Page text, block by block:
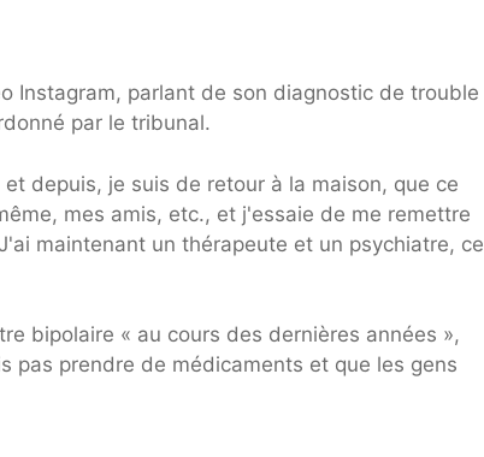
Instagram, parlant de son diagnostic de trouble
par le tribunal.
depuis, je suis de retour à la maison, que ce
mes amis, etc., et j'essaie de me remettre
maintenant un thérapeute et un psychiatre, ce
bipolaire « au cours des dernières années »,
pas prendre de médicaments et que les gens